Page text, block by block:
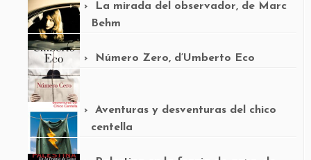
La mirada del observador, de Marc
Behm
Número Zero, d’Umberto Eco
Aventuras y desventuras del chico
centella